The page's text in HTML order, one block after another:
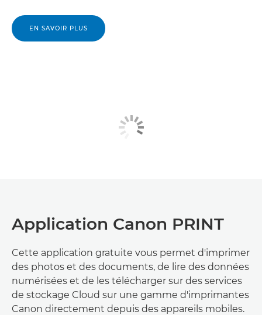
EN SAVOIR PLUS
Application Canon PRINT
Cette application gratuite vous permet d'imprimer
des photos et des documents, de lire des données
numérisées et de les télécharger sur des services
de stockage Cloud sur une gamme d'imprimantes
Canon directement depuis des appareils mobiles.